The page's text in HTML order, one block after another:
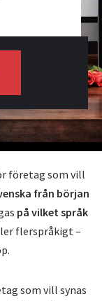
företag som vill
från början
på vilket språk
flerspråkigt –
som vill synas